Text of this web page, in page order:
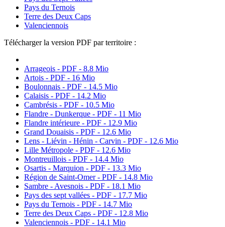
Pays du Ternois
Terre des Deux Caps
Valenciennois
Télécharger la version PDF par territoire :
Arrageois - PDF - 8.8 Mio
Artois - PDF - 16 Mio
Boulonnais - PDF - 14.5 Mio
Calaisis - PDF - 14.2 Mio
Cambrésis - PDF - 10.5 Mio
Flandre - Dunkerque - PDF - 11 Mio
Flandre intérieure - PDF - 12.9 Mio
Grand Douaisis - PDF - 12.6 Mio
Lens - Liévin - Hénin - Carvin - PDF - 12.6 Mio
Lille Métropole - PDF - 12.6 Mio
Montreuillois - PDF - 14.4 Mio
Osartis - Marquion - PDF - 13.3 Mio
Région de Saint-Omer - PDF - 14.8 Mio
Sambre - Avesnois - PDF - 18.1 Mio
Pays des sept vallées - PDF - 17.7 Mio
Pays du Ternois - PDF - 14.7 Mio
Terre des Deux Caps - PDF - 12.8 Mio
Valenciennois - PDF - 14.1 Mio